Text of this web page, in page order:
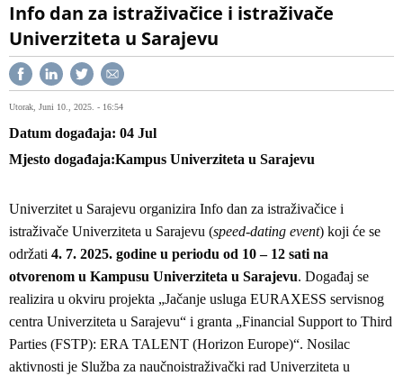
Info dan za istraživačice i istraživače
Univerziteta u Sarajevu
Utorak, Juni 10., 2025. - 16:54
Datum događaja 04 Jul
Mjesto događaja Kampus Univerziteta u Sarajevu
Univerzitet u Sarajevu organizira Info dan za istraživačice i
istraživače Univerziteta u Sarajevu (speed-dating event) koji će se
održati 4. 7. 2025. godine u periodu od 10 – 12 sati na
otvorenom u Kampusu Univerziteta u Sarajevu. Događaj se
realizira u okviru projekta „Jačanje usluga EURAXESS servisnog
centra Univerziteta u Sarajevu“ i granta „Financial Support to Third
Parties (FSTP): ERA TALENT (Horizon Europe)“. Nosilac
aktivnosti je Služba za naučnoistraživački rad Univerziteta u